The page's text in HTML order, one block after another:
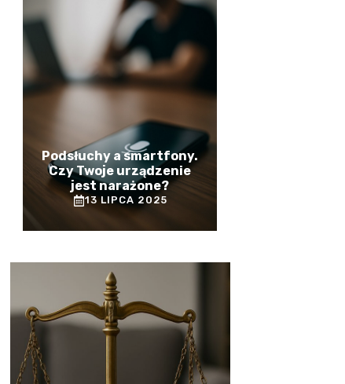
Podsłuchy a smartfony.
Czy Twoje urządzenie
jest narażone?
13 LIPCA 2025